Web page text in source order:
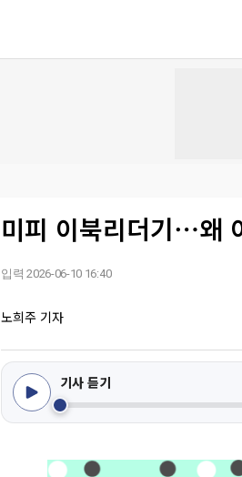
미피 이북리더기⋯왜
입력 2026-06-10 16:40
노희주 기자
기사 듣기